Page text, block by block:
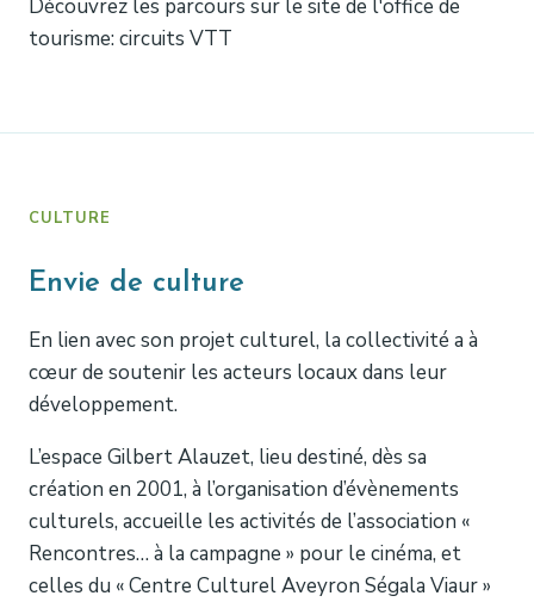
Découvrez les parcours sur le site de l'office de
tourisme: circuits VTT
CULTURE
Envie de culture
En lien avec son projet culturel, la collectivité a à
cœur de soutenir les acteurs locaux dans leur
développement.
L’espace Gilbert Alauzet, lieu destiné, dès sa
création en 2001, à l’organisation d’évènements
culturels, accueille les activités de l’association «
Rencontres… à la campagne » pour le cinéma, et
celles du « Centre Culturel Aveyron Ségala Viaur »